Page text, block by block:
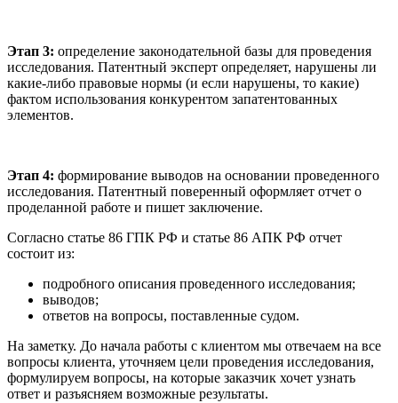
Этап 3: определение законодательной базы для проведения
исследования. Патентный эксперт определяет, нарушены ли
какие-либо правовые нормы (и если нарушены, то какие)
фактом использования конкурентом запатентованных
элементов.
Этап 4: формирование выводов на основании проведенного
исследования. Патентный поверенный оформляет отчет о
проделанной работе и пишет заключение.
Согласно статье 86 ГПК РФ и статье 86 АПК РФ отчет
состоит из:
подробного описания проведенного исследования;
выводов;
ответов на вопросы, поставленные судом.
На заметку. До начала работы с клиентом мы отвечаем на все
вопросы клиента, уточняем цели проведения исследования,
формулируем вопросы, на которые заказчик хочет узнать
ответ и разъясняем возможные результаты.